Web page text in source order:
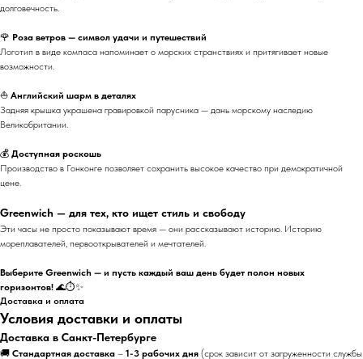
долговечность.
🌹 Роза ветров — символ удачи и путешествий
Логотип в виде компаса напоминает о морских странствиях и притягивает новые
возможности.
⛵ Английский шарм в деталях
Задняя крышка украшена гравировкой парусника — дань морскому наследию
Великобритании.
💰 Доступная роскошь
Производство в Гонконге позволяет сохранить высокое качество при демократичной
цене.
Greenwich — для тех, кто ищет стиль и свободу
Эти часы не просто показывают время — они рассказывают историю. Историю
мореплавателей, первооткрывателей и мечтателей.
Выберите Greenwich — и пусть каждый ваш день будет полон новых
горизонтов! 🌊⏱️✨
Доставка и оплата
Условия доставки и оплаты
Доставка в Санкт-Петербурге
🚚 Стандартная доставка – 1-3 рабочих дня (срок зависит от загруженности службы